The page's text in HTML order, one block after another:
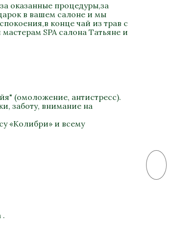
оказанные процедуры,за
в вашем салоне и мы
конце чай из трав с
SPA салона Татьяне и
(омоложение, антистресс).
заботу, внимание на
«Колибри» и всему
.